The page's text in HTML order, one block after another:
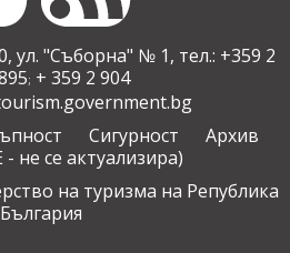
"Съборна" № 1, тел.: +359 2
; + 359 2 904
Сигурност
Архив
не се актуализира)
на туризма на Република
България